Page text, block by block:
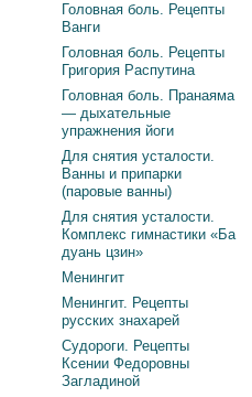
Головная боль. Рецепты
Ванги
Головная боль. Рецепты
Григория Распутина
Головная боль. Пранаяма
— дыхательные
упражнения йоги
Для снятия усталости.
Ванны и припарки
(паровые ванны)
Для снятия усталости.
Комплекс гимнастики «Ба
дуань цзин»
Менингит
Менингит. Рецепты
русских знахарей
Судороги. Рецепты
Ксении Федоровны
Загладиной